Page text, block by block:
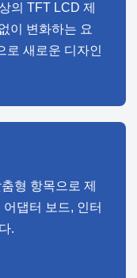
의 TFT LCD 제
이 변화하는 요
로 새로운 디자인
형 항목으로 제
댑터 보드, 인터
.